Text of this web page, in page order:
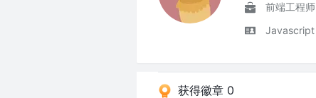
前端工程师
Javascript
获得徽章 0